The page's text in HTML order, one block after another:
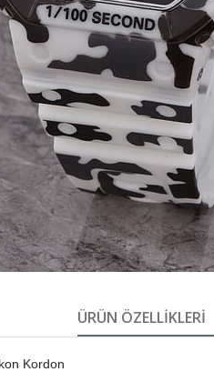
ÜRÜN ÖZELLIKLERI
Kordon